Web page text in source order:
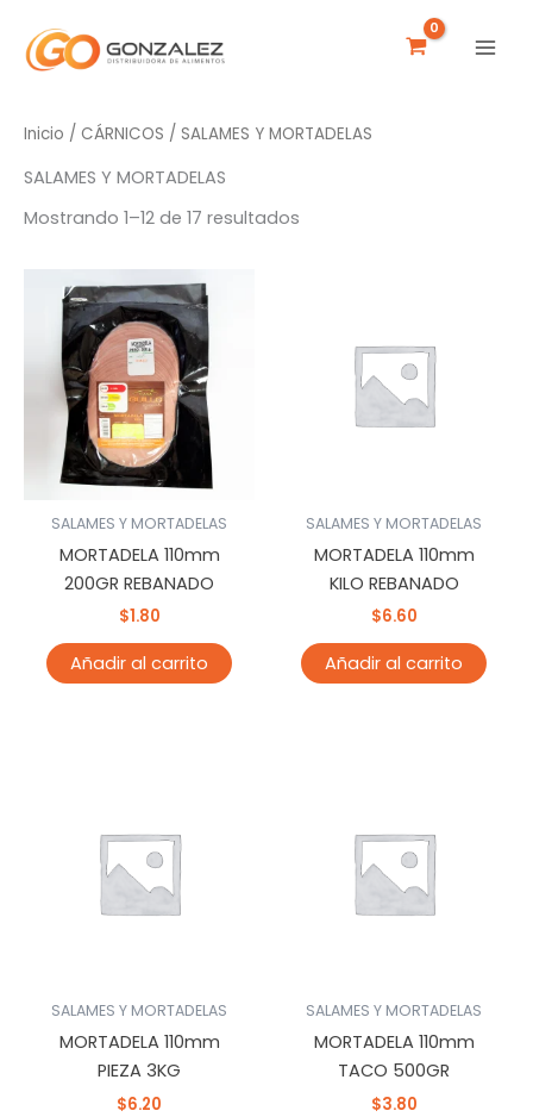
contenido
Inicio / CÁRNICOS / SALAMES Y MORTADELAS
SALAMES Y MORTADELAS
Mostrando 1–12 de 17 resultados
SALAMES Y MORTADELAS
MORTADELA 110mm
200GR REBANADO
$1.80
Añadir al carrito
SALAMES Y MORTADELAS
MORTADELA 110mm
KILO REBANADO
$6.60
Añadir al carrito
SALAMES Y MORTADELAS
MORTADELA 110mm
PIEZA 3KG
$6.20
SALAMES Y MORTADELAS
MORTADELA 110mm
TACO 500GR
$3.80